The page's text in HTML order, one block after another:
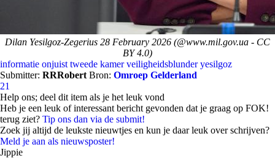
Dilan Yesilgoz-Zegerius 28 February 2026 (@www.mil.gov.ua - CC
BY 4.0)
informatie onjuist tweede kamer veiligheidsblunder yesilgoz
Submitter: RRRobert Bron: Omroep Gelderland
21
Help ons; deel dit item als je het leuk vond
Heb je een leuk of interessant bericht gevonden dat je graag op FOK!
terug ziet? Tip ons dan via de submit!
Zoek jij altijd de leukste nieuwtjes en kun je daar leuk over schrijven?
Meld je aan als nieuwsposter!
Jippie